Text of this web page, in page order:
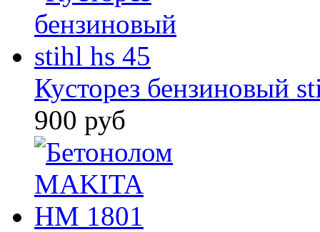
Кусторез бензиновый
900 руб